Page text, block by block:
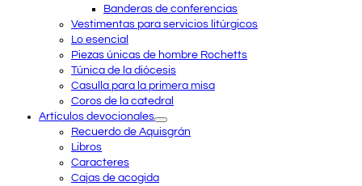
Banderas de conferencias
Vestimentas para servicios litúrgicos
Lo esencial
Piezas únicas de hombre Rochetts
Túnica de la diócesis
Casulla para la primera misa
Coros de la catedral
Artículos devocionales
Recuerdo de Aquisgrán
Libros
Caracteres
Cajas de acogida